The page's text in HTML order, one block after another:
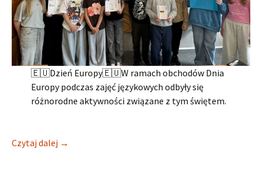
🇪🇺Dzień Europy🇪🇺W ramach obchodów Dnia
Europy podczas zajęć językowych odbyły się
różnorodne aktywności związane z tym świętem.
Czytaj dalej Dzień Europy
→